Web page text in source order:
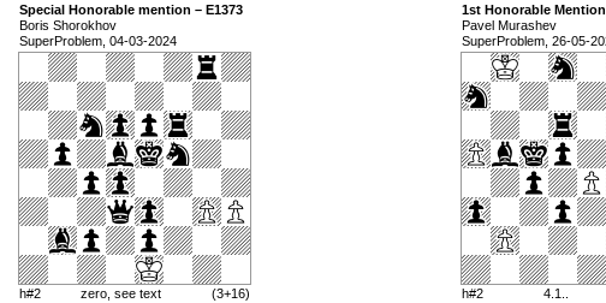
Special Honorable mention – E1373
Boris Shorokhov
SuperProblem, 04-03-2024
h#2 zero, see text (3+16)
1st Honorable Mention
Pavel Murashev
SuperProblem, 26-05-
h#2 4.1..